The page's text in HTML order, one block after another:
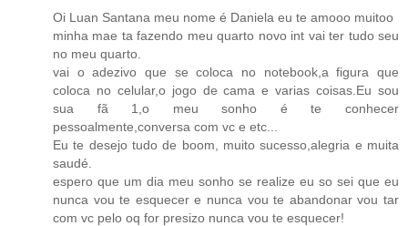
Oi Luan Santana meu nome é Daniela eu te amooo muitoo
minha mae ta fazendo meu quarto novo int vai ter tudo seu
no meu quarto.
vai o adezivo que se coloca no notebook,a figura que
coloca no celular,o jogo de cama e varias coisas.Eu sou
sua fã 1,o meu sonho é te conhecer
pessoalmente,conversa com vc e etc...
Eu te desejo tudo de boom, muito sucesso,alegria e muita
saudé.
espero que um dia meu sonho se realize eu so sei que eu
nunca vou te esquecer e nunca vou te abandonar vou tar
com vc pelo oq for presizo nunca vou te esquecer!